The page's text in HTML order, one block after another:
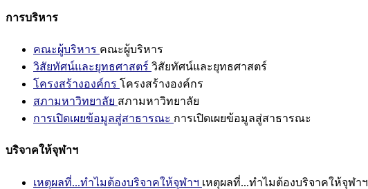
การบริหาร
คณะผู้บริหาร คณะผู้บริหาร
วิสัยทัศน์และยุทธศาสตร์ วิสัยทัศน์และยุทธศาสตร์
โครงสร้างองค์กร โครงสร้างองค์กร
สภามหาวิทยาลัย สภามหาวิทยาลัย
การเปิดเผยข้อมูลสู่สาธารณะ การเปิดเผยข้อมูลสู่สาธารณะ
บริจาคให้จุฬาฯ
เหตุผลที่...ทำไมต้องบริจาคให้จุฬาฯ เหตุผลที่...ทำไมต้องบริจาคให้จุฬาฯ